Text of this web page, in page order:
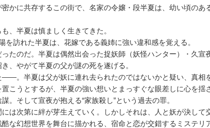
に共存するこの街で、名家の令嬢・段半夏は、幼い頃のあ
、半夏は慎ましく生きてきた。
を訪れた半夏は、花嫁である義姉に強い違和感を覚える。
たのだ。半夏は偶然出会った捉妖師（妖怪ハンター）・久宣
、やがて半夏の父が謎の死を遂げる。
。半夏は父が妖に連れ去られたのではないかと疑い、真相
こうとするが、半夏の強い想いとまっすぐな眼差しに心を揺
。そして宣夜が抱える“家族殺し”という過去の罪。
は次第に絆が芽生えていく。しかしそれは、人と妖が決して
幻想世界を舞台に描かれる、宿命と恋が交錯するミステリ